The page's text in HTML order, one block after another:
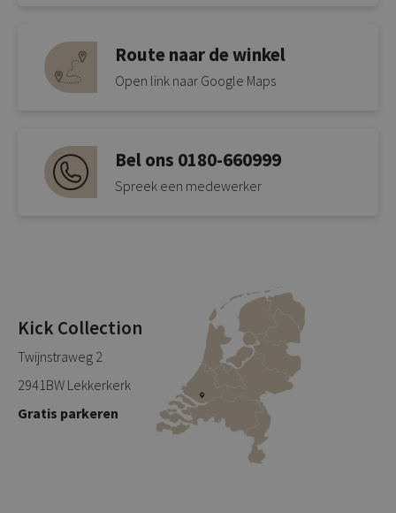
Route naar de winkel
Open link naar Google Maps
Bel ons 0180-660999
Spreek een medewerker
Kick Collection
Twijnstraweg 2
2941BW Lekkerkerk
Gratis parkeren